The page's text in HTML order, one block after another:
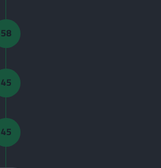
58
45
45